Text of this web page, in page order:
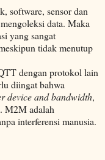
software, sensor dan
data. Maka
yang sangat
tidak menutup
dengan protokol lain
diingat bahwa
device and bandwidth,
M2M adalah
interferensi manusia.